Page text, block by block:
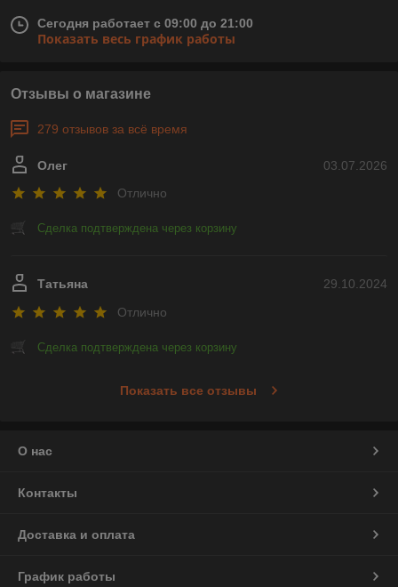
Сегодня работает с 09:00 до 21:00
Показать весь график работы
Отзывы о магазине
279 отзывов за всё время
03.07.2026
Олег
Отлично
Сделка подтверждена через корзину
29.10.2024
Татьяна
Отлично
Сделка подтверждена через корзину
Показать все отзывы
О нас
Контакты
Доставка и оплата
График работы